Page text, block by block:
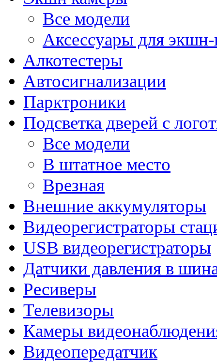
Все модели
Аксессуары для
Алкотестеры
Автосигнализации
Парктроники
Подсветка дверей с
Все модели
В штатное место
Врезная
Внешние аккумуляторы
Видеорегистраторы
USB видеорегистраторы
Датчики давления в
Ресиверы
Телевизоры
Камеры
Видеопередатчик